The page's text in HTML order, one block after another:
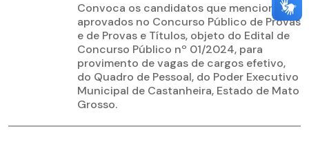
Convoca os candidatos que menciona,
aprovados no Concurso Público de Provas
e de Provas e Títulos, objeto do Edital de
Concurso Público nº 01/2024, para
provimento de vagas de cargos efetivo,
do Quadro de Pessoal, do Poder Executivo
Municipal de Castanheira, Estado de Mato
Grosso.